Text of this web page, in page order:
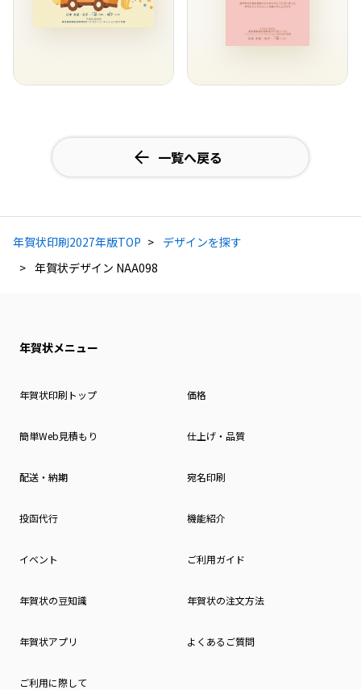
一覧へ戻る
年賀状印刷2027年版TOP
デザインを探す
年賀状デザイン NAA098
年賀状メニュー
年賀状印刷トップ 価格
簡単Web見積もり 仕上げ・品質
配送・納期 宛名印刷
投函代行 機能紹介
イベント ご利用ガイド
年賀状の豆知識 年賀状の注文方法
年賀状アプリ よくあるご質問
ご利用に際して